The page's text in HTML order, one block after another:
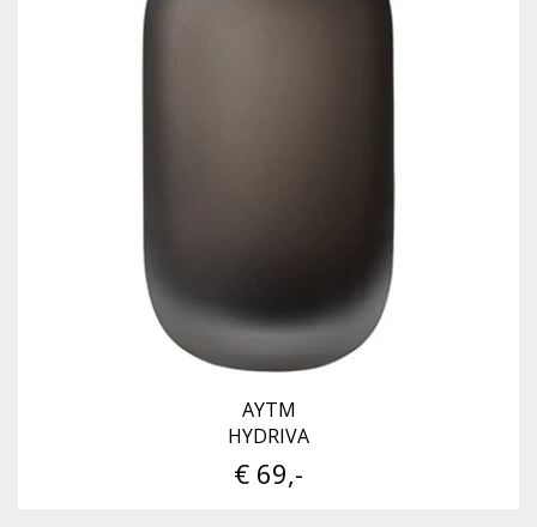
AYTM
HYDRIVA
€ 69,-